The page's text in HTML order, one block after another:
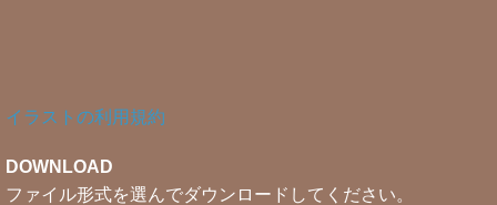
イラストの利用規約
DOWNLOAD
ファイル形式を選んでダウンロードしてください。